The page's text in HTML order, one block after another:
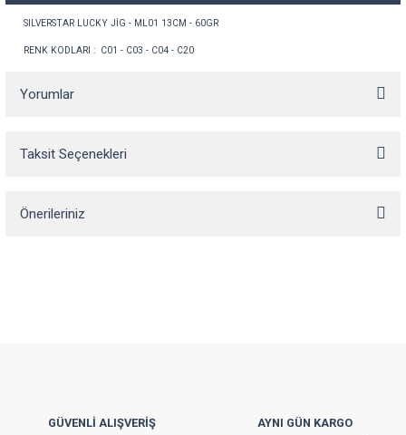
SILVERSTAR LUCKY JİG - ML01 13CM - 60GR
RENK KODLARI : C01 - C03 - C04 - C20
Yorumlar
Taksit Seçenekleri
Önerileriniz
Ürün fiyatı diğer sitelerden daha pahalı.
GÜVENLİ ALIŞVERİŞ AYNI GÜN KARGO